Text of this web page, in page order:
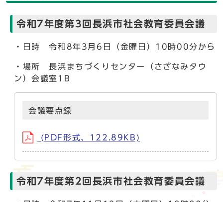
令和7年度第3回長浜市社会教育委員会議
・日時 令和8年3月6日（金曜日）10時00分から
・場所 長浜まちづくりセンター（さざなみタウ
ン）会議室1B
会議要点録
(PDF形式、122.89KB)
令和7年度第2回長浜市社会教育委員会議